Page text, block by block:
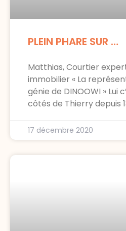
PLEIN PHARE SUR …
Matthias, Courtier
immobilier « La
génie de DINOOWI » Lui
côtés de Thierry depuis
17 décembre 2020